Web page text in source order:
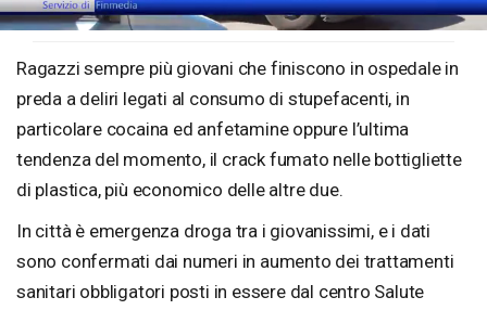
Unmute Loaded
Ragazzi sempre più giovani che finiscono in ospedale in
preda a deliri legati al consumo di stupefacenti, in
particolare cocaina ed anfetamine oppure l’ultima
tendenza del momento, il crack fumato nelle bottigliette
di plastica, più economico delle altre due.
In città è emergenza droga tra i giovanissimi, e i dati
sono confermati dai numeri in aumento dei trattamenti
sanitari obbligatori posti in essere dal centro Salute